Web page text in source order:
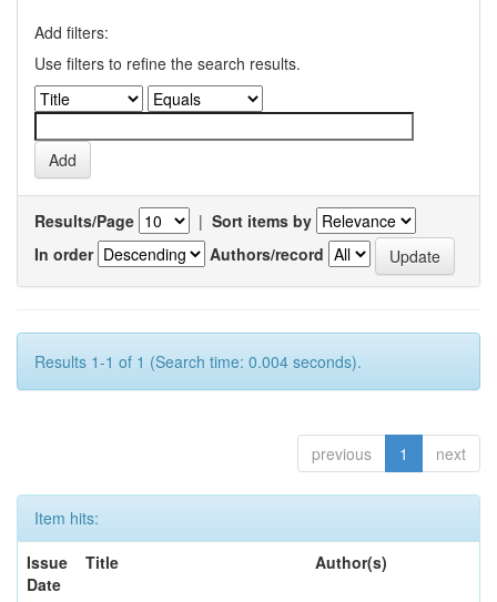
Add filters:
Use filters to refine the search results.
Results/Page | Sort items by
In order
Authors/record
Results 1-1 of 1 (Search time: 0.004 seconds).
previous 1 next
Item hits:
Issue
Date
Title Author(s)